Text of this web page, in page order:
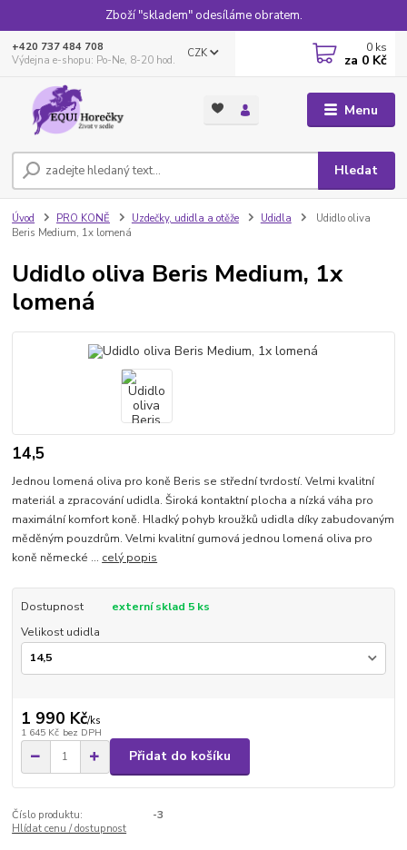
Zboží "skladem" odesíláme obratem.
Menu
CZK
Hledat
+420 737 484 708
Výdejna e-shopu: Po-Ne, 8-20 hod.
0 ks
za 0 Kč
Úvod PRO KONĚ Uzdečky, udidla a otěže Udidla
Udidlo oliva
Beris Medium, 1x lomená
Udidlo oliva Beris Medium, 1x
lomená
14,5
Jednou lomená oliva pro koně Beris se střední tvrdostí. Velmi kvalitní
materiál a zpracování udidla. Široká kontaktní plocha a nízká váha pro
maximální komfort koně. Hladký pohyb kroužků udidla díky zabudovaným
měděným pouzdrům. Velmi kvalitní gumová jednou lomená oliva pro
koně německé ... celý popis
Dostupnost
externí sklad 5 ks
Velikost udidla
1 990 Kč/ks
1 645 Kč bez DPH
Přidat do košíku
Číslo produktu:
-3
Hlídat cenu / dostupnost